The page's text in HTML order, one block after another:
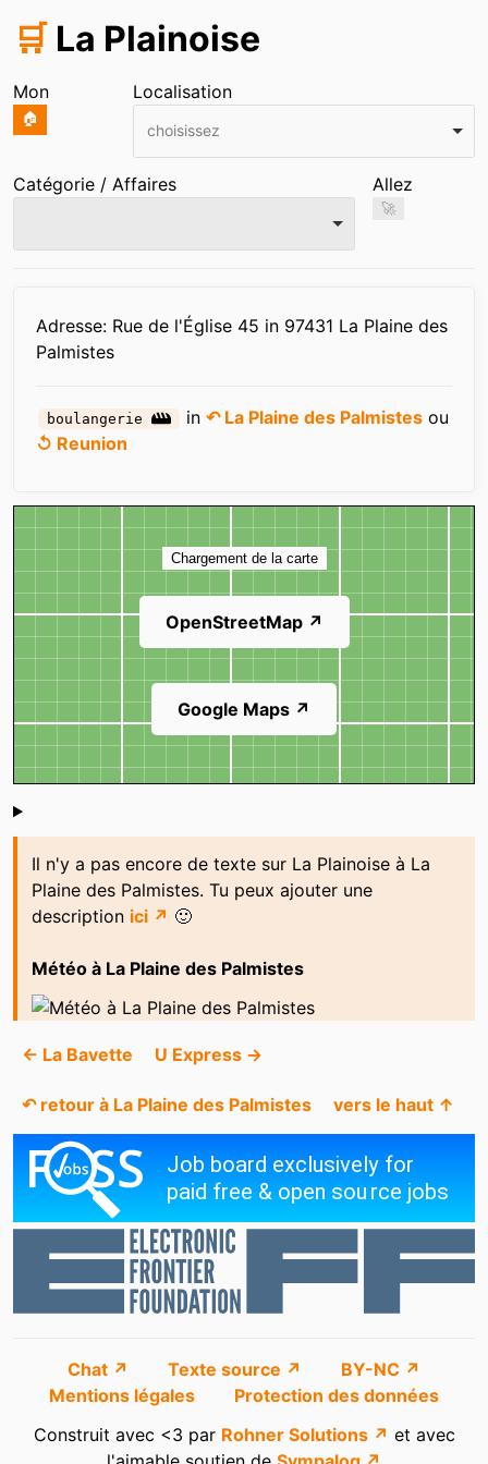
🛒 La Plainoise
Mon
🏠
Localisation
choisissez
Catégorie / Affaires Allez
🚀
Adresse: Rue de l'Église 45 in 97431 La Plaine des
Palmistes
boulangerie in↶ La Plaine des Palmistes ou
↺ Reunion
Carte
Chargement de la carte
OpenStreetMap ↗
Google Maps ↗
Shoutbox
Il n'y a pas encore de texte sur La Plainoise à La
Plaine des Palmistes. Tu peux ajouter une
description ici ↗ 🙂
Météo à La Plaine des Palmistes
← La Bavette U Express →
↶ retour à La Plaine des Palmistes vers le haut ↑
Chat ↗ Texte source ↗
BY-NC ↗
Mentions légales
Protection des données
Construit avec <3 par Rohner Solutions ↗ et avec